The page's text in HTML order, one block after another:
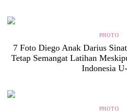
PHOTO
7 Foto Diego Anak Darius
Tetap Semangat Latihan
Indonesia
PHOTO